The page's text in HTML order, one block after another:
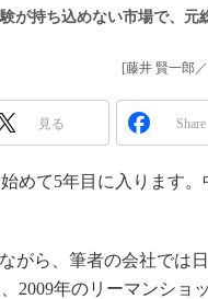
ジャパンモビリティショー
TECHNO-FRONTIER
人テク展
スマート工場EXPO
産業オープンネット展
FPGA
Windows
車載ソフト開発
ISO26262
3Dプリンタ
デジタルツイン
素材／
が持ち込めない市場で、元
[藤井 賢一郎
見る Share
めて5年目に入ります。
がら、筆者の会社では
2009年のリーマンショ